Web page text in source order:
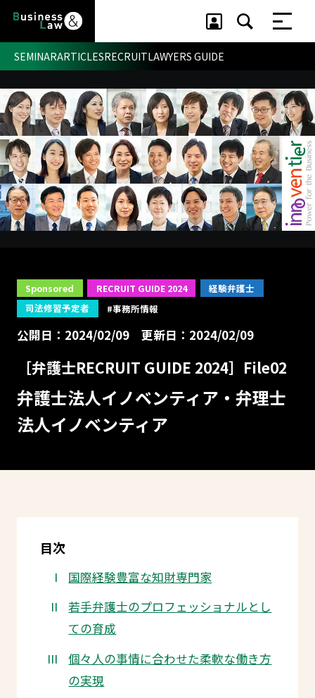
セミナー ・ 記事
セミナー
記事
リクルート
SEMINARARTICLESRECRUITLAWYERS GUIDE
Sponsored RECRUIT GUIDE 2024
経験弁護士
司法修習予定者
#事務所情報
公開日：2024/02/09更新日：2024/02/09
［弁護士RECRUIT GUIDE 2024］File02
弁護士法人イノベンティア・弁理士
法人イノベンティア
目次
国際経験豊富な知財専門家
若手弁護士のプロフェッショナルとし
ての育成
個々人の事情に合わせた柔軟な働き方
の実現